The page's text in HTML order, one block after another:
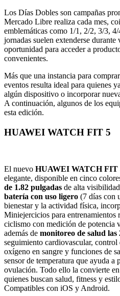
Los Días Dobles son campañas
Mercado Libre realiza cada mes,
emblemáticas como 1/1, 2/2, 3/3,
jornadas suelen extenderse durante
oportunidad para acceder a
convenientes.
Más que una instancia para
eventos resulta ideal para quienes
algún dispositivo o incorporar
A continuación, algunos de los
esta edición.
HUAWEI WATCH FIT 5
El nuevo HUAWEI WATCH FIT
elegante, disponible en cinco
de 1.82 pulgadas de alta
batería con uso ligero (7 días con
bienestar y la actividad física,
Miniejercicios para entrenamientos
ciclismo con medición de potencia
además de monitoreo de salud las
seguimiento cardiovascular,
oxígeno en sangre y funciones de
sensor de temperatura que ayuda
ovulación. Todo ello la convierte
quienes buscan salud, fitness y
Compatibles con iOS y Android.